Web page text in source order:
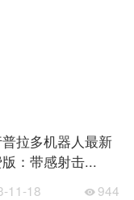
拉多机器人最新
：带感射击...
11-18 944